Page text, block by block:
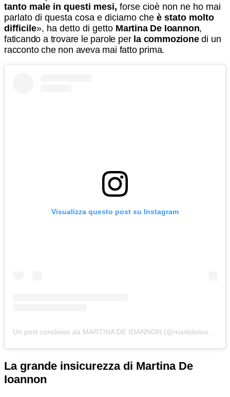
tanto male in questi mesi, forse cioè non ne ho mai
parlato di questa cosa e diciamo che è stato molto
difficile», ha detto di getto Martina De Ioannon,
faticando a trovare le parole per la commozionedi un
racconto che non aveva mai fatto prima.
Visualizza questo post su Instagram
La grande insicurezza di Martina De
Ioannon